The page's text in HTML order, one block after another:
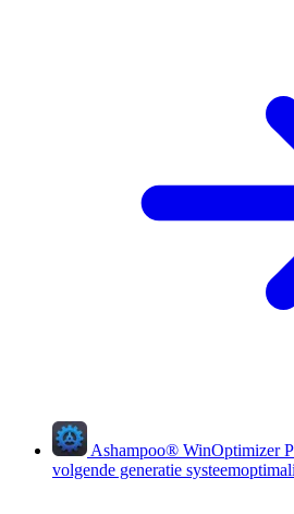
Ashampoo® WinOptimizer
volgende generatie